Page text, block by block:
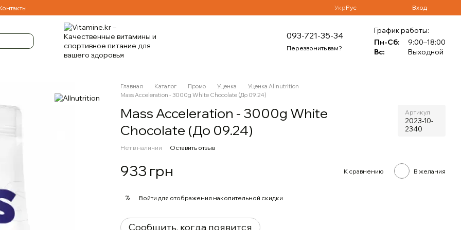
УкрРус Вход
093-721-35-34
Перезвонить вам?
График работы:
Пн-Сб:
9:00–18:00
Вс:
Выходной
Главная Каталог Промо Уценка
Уценка Allnutrition
Mass Acceleration - 3000g White Chocolate (До 09.24)
Mass Acceleration - 3000g White
Chocolate (До 09.24)
Артикул
2023-10-
2340
Нет в наличии Оставить отзыв
933 грн К сравнению В желания
% Войти для отображения накопительной скидки
Сообщить, когда появится